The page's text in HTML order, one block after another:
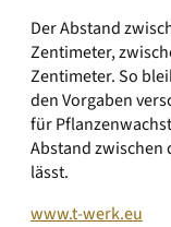
Der Abstand
Zentimeter,
Zentimeter. So
den Vorgaben
für
Abstand zwischen
lässt.
www.t-werk.eu